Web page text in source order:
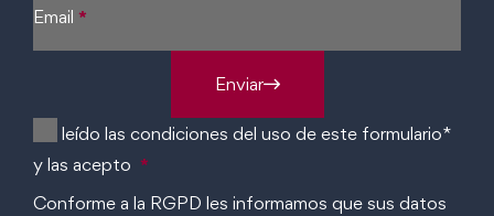
Email *
Enviar
He leído las condiciones del uso de este formulario*
y las acepto *
Conforme a la RGPD les informamos que sus datos